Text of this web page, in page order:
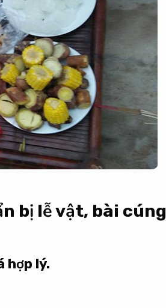
bị lễ vật, bài cúng
hợp lý.